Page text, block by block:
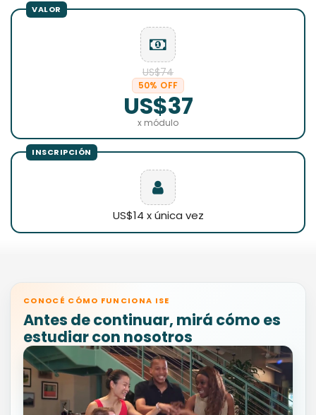
US$74
50% OFF
US$37
x módulo
US$14 x única vez
CONOCÉ CÓMO FUNCIONA ISE
Antes de continuar, mirá cómo es
estudiar con nosotros